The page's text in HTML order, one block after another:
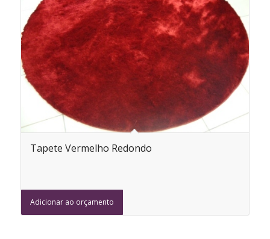
Tapete Vermelho Redondo
Adicionar ao orçamento